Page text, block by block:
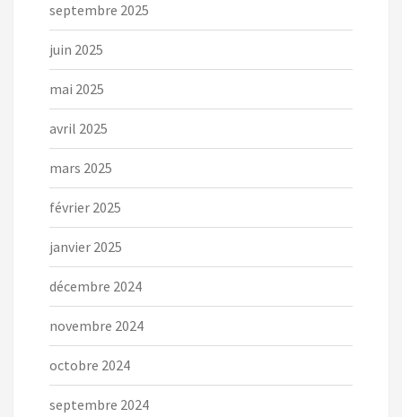
septembre 2025
juin 2025
mai 2025
avril 2025
mars 2025
février 2025
janvier 2025
décembre 2024
novembre 2024
octobre 2024
septembre 2024